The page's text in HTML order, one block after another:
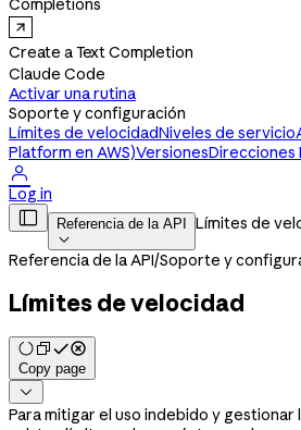
Completions
Create a Text Completion
Claude Code
Activar una rutina
Soporte y configuración
Límites de velocidadNiveles de servicio
Platform en AWS)VersionesDirecciones

Log in
 Referencia de la API

Límites de
Referencia de la API/Soporte y
Límites de velocidad
Copy page

Para mitigar el uso indebido y gestionar